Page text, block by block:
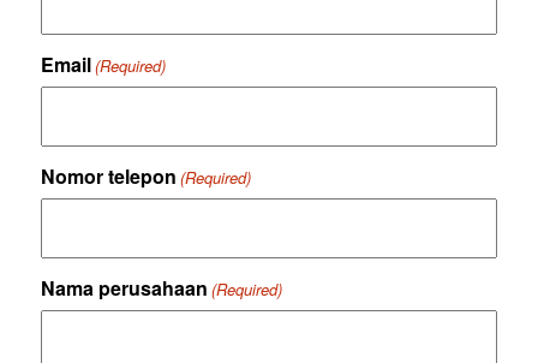
relevan,
webinar,
dan
penjualan
terkait
dan
ditunjukan
sebagaimana
Email(Required)
Nomor telepon (Required)
Nama perusahaan (Required)